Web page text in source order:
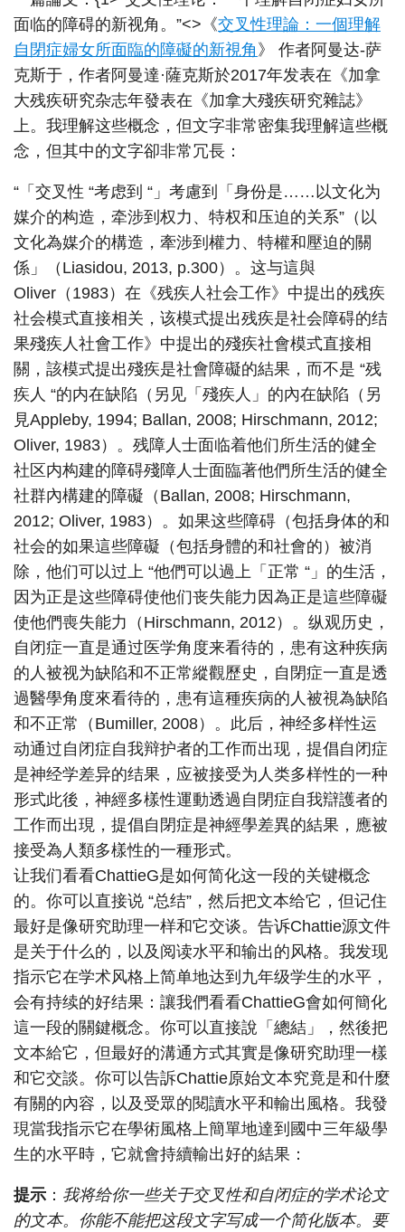
面临的障碍的新视角。”<>《交叉性理論：一個理解
自閉症婦女所面臨的障礙的新視角 》 作者阿曼达-萨
克斯于，作者阿曼達·薩克斯於2017年发表在《加拿
大残疾研究杂志年發表在《加拿大殘疾研究雜誌》
上。我理解这些概念，但文字非常密集我理解這些概
念，但其中的文字卻非常冗長：
“「交叉性 “考虑到 “」考慮到「身份是……以文化为
媒介的构造，牵涉到权力、特权和压迫的关系”（以
文化為媒介的構造，牽涉到權力、特權和壓迫的關
係」（Liasidou, 2013, p.300）。这与這與
Oliver（1983）在《残疾人社会工作》中提出的残疾
社会模式直接相关，该模式提出残疾是社会障碍的结
果殘疾人社會工作》中提出的殘疾社會模式直接相
關，該模式提出殘疾是社會障礙的結果，而不是 “残
疾人 “的内在缺陷（另见「殘疾人」的內在缺陷（另
見Appleby, 1994; Ballan, 2008; Hirschmann, 2012;
Oliver, 1983）。残障人士面临着他们所生活的健全
社区内构建的障碍殘障人士面臨著他們所生活的健全
社群內構建的障礙（Ballan, 2008; Hirschmann,
2012; Oliver, 1983）。如果这些障碍（包括身体的和
社会的如果這些障礙（包括身體的和社會的）被消
除，他们可以过上 “他們可以過上「正常 “」的生活，
因为正是这些障碍使他们丧失能力因為正是這些障礙
使他們喪失能力（Hirschmann, 2012）。纵观历史，
自闭症一直是通过医学角度来看待的，患有这种疾病
的人被视为缺陷和不正常縱觀歷史，自閉症一直是透
過醫學角度來看待的，患有這種疾病的人被視為缺陷
和不正常（Bumiller, 2008）。此后，神经多样性运
动通过自闭症自我辩护者的工作而出现，提倡自闭症
是神经学差异的结果，应被接受为人类多样性的一种
形式此後，神經多樣性運動透過自閉症自我辯護者的
工作而出現，提倡自閉症是神經學差異的結果，應被
接受為人類多樣性的一種形式。
让我们看看ChattieG是如何简化这一段的关键概念
的。你可以直接说 “总结”，然后把文本给它，但记住
最好是像研究助理一样和它交谈。告诉Chattie源文件
是关于什么的，以及阅读水平和输出的风格。我发现
指示它在学术风格上简单地达到九年级学生的水平，
会有持续的好结果：讓我們看看ChattieG會如何簡化
這一段的關鍵概念。你可以直接說「總結」，然後把
文本給它，但最好的溝通方式其實是像研究助理一樣
和它交談。你可以告訴Chattie原始文本究竟是和什麼
有關的內容，以及受眾的閱讀水平和輸出風格。我發
現當我指示它在學術風格上簡單地達到國中三年級學
生的水平時，它就會持續輸出好的結果：
提示 ： 我将给你一些关于交叉性和自闭症的学术论文
的文本。你能不能把这段文字写成一个简化版本。要